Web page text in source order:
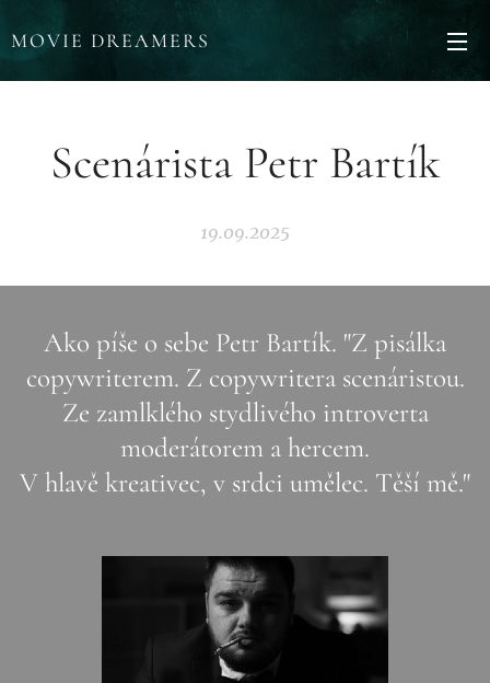
MOVIE DREAMERS
Scenárista Petr Bartík
19.09.2025
Ako píše o sebe Petr Bartík. "Z pisálka
copywriterem. Z copywritera scenáristou.
Ze zamlklého stydlivého introverta
moderátorem a hercem.
V hlavě kreativec, v srdci umělec. Těší mě."